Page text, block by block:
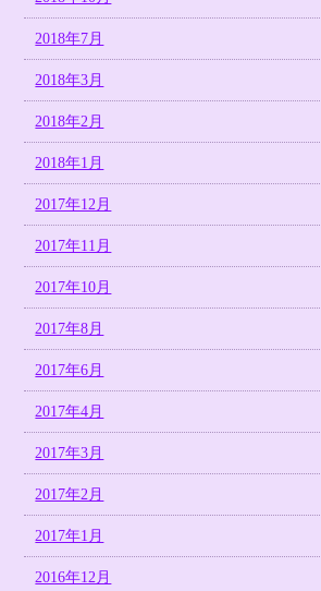
2018年7月
2018年3月
2018年2月
2018年1月
2017年12月
2017年11月
2017年10月
2017年8月
2017年6月
2017年4月
2017年3月
2017年2月
2017年1月
2016年12月